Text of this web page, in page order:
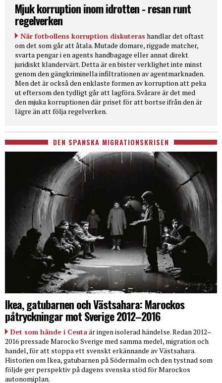
Mjuk korruption inom idrotten - resan runt
regelverken
När fotbollens korruption diskuteras handlar det oftast
om det som går att åtala. Mutade domare, riggade matcher,
svarta pengar i en agents handbagage eller annat direkt
juridiskt klandervärt. Detta är en bister verklighet inte minst
genom den gängkriminella infiltrationen av agentmarknaden.
Men det är också den enklaste formen av korruption att peka
ut eftersom den tydligt går att lagföra. Svårare är det med
den mjuka korruptionen där priset för att bortse ifrån den är
lägre än att följa regelverken.
DEN SPANSKA MIGRATIONSKRISEN
Ikea, gatubarnen och Västsahara: Marockos
påtryckningar mot Sverige 2012–2016
Det som hände i Ceutaär ingen isolerad händelse. Redan 2012–
2016 pressade Marocko Sverige med samma medel, migration och
handel, för att stoppa ett svenskt erkännande av Västsahara.
Historien om Ikea, gatubarnen på Södermalm och den tystnad som
följde ger perspektiv på dagens svenska stöd för Marockos
autonomiplan.